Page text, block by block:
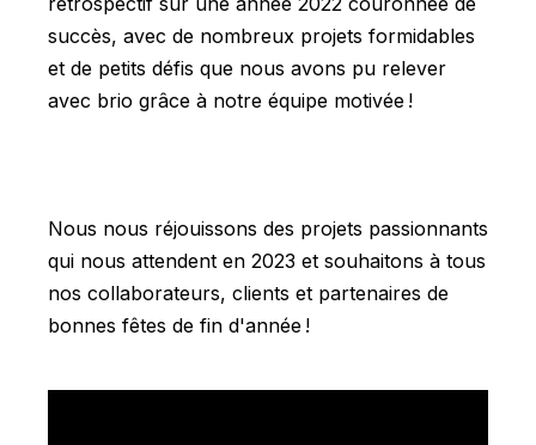
succès, avec de nombreux projets formidables
et de petits défis que nous avons pu relever
avec brio grâce à notre équipe motivée !
Nous nous réjouissons des projets passionnants
qui nous attendent en 2023 et souhaitons à tous
nos collaborateurs, clients et partenaires de
bonnes fêtes de fin d'année !